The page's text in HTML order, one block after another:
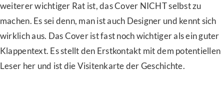
weiterer wichtiger Rat ist, das Cover NICHT selbst zu
machen. Es sei denn, man ist auch Designer und kennt sich
wirklich aus. Das Cover ist fast noch wichtiger als ein guter
Klappentext. Es stellt den Erstkontakt mit dem potentiellen
Leser her und ist die Visitenkarte der Geschichte.